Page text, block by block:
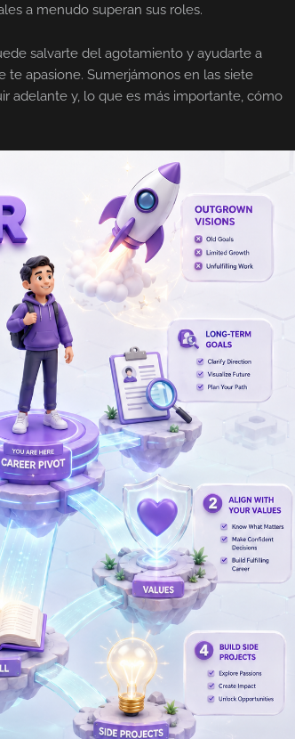
a menudo superan sus roles.
salvarte del agotamiento y ayudarte a
apasione. Sumerjámonos en las siete
adelante y, lo que es más importante, cómo